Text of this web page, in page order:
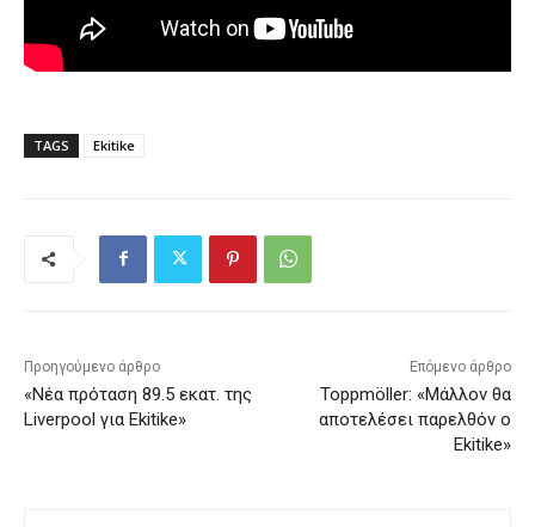
TAGS Ekitike
Προηγούμενο άρθρο
«Νέα πρόταση 89.5 εκατ. της
Liverpool για Ekitike»
Επόμενο άρθρο
Toppmöller: «Μάλλον θα
αποτελέσει παρελθόν ο
Ekitike»